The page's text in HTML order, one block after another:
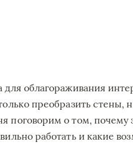
для облагораживания
преобразить стены,
поговорим о том, почему
работать и какие